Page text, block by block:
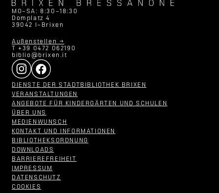
MO–SA: 8:30–18:30
Domplatz 4
39042 I–Brixen
Außenstellen →
T +39 0472 062190
biblio@brixen.it
DIENSTE DER STADTBIBLIOTHEK BRIXEN
VERANSTALTUNGEN
ANGEBOTE FÜR KINDERGÄRTEN UND SCHULEN
ÜBER UNS
MEDIENWUNSCH
KONTAKT UND INFORMATIONEN
BIBLIOTHEKSORDNUNG
DOWNLOADS
BARRIEREFREIHEIT
IMPRESSUM
DATENSCHUTZ
COOKIES